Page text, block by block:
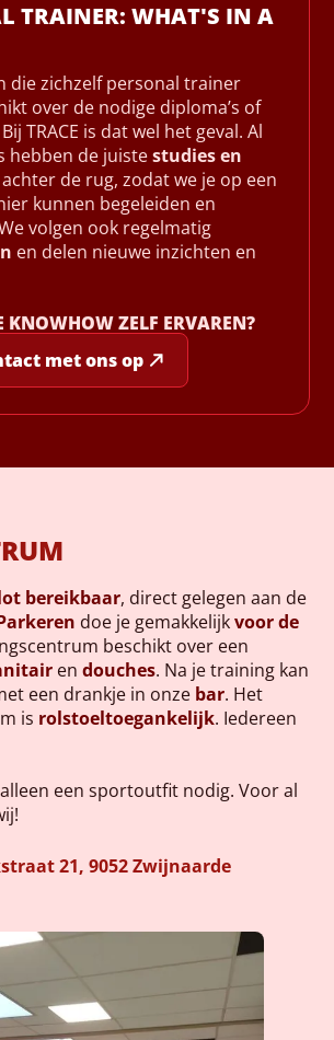
TRAINER: WHAT'S IN A
die zichzelf personal trainer
over de nodige diploma’s of
TRACE is dat wel het geval. Al
hebben de juistestudies en
achter de rug, zodat we je op een
kunnen begeleiden en
volgen ook regelmatig
en delen nieuwe inzichten en
KNOWHOW ZELF ERVAREN?
met ons op
bereikbaar, direct gelegen aan de
doe je gemakkelijkvoor de
beschikt over een
endouches. Na je training kan
een drankje in onze bar. Het
is rolstoeltoegankelijk. Iedereen
een sportoutfit nodig. Voor al
21, 9052 Zwijnaarde